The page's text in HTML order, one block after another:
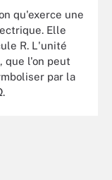
qu'exerce une
Elle
R. L'unité
que l'on peut
par la